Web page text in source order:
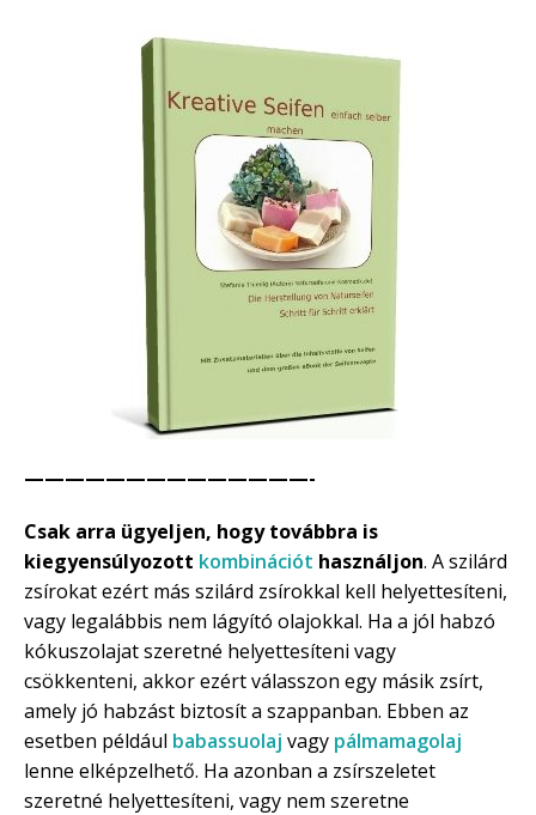
——————————————-
Csak arra ügyeljen, hogy továbbra is
kiegyensúlyozott kombinációt használjon. A szilárd
zsírokat ezért más szilárd zsírokkal kell helyettesíteni,
vagy legalábbis nem lágyító olajokkal. Ha a jól habzó
kókuszolajat szeretné helyettesíteni vagy
csökkenteni, akkor ezért válasszon egy másik zsírt,
amely jó habzást biztosít a szappanban. Ebben az
esetben például babassuolaj vagy pálmamagolaj
lenne elképzelhető. Ha azonban a zsírszeletet
szeretné helyettesíteni, vagy nem szeretne